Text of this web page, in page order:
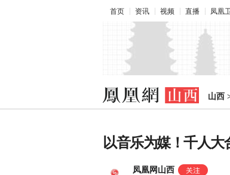
首页 资讯 视频 直播 凤凰
山西
以音乐为媒！千人
凤凰网山西